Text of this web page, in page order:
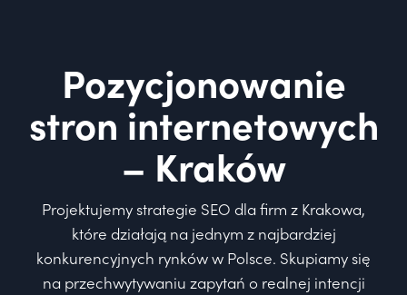
Pozycjonowanie
stron internetowych
– Kraków
Projektujemy strategie SEO dla firm z Krakowa,
które działają na jednym z najbardziej
konkurencyjnych rynków w Polsce. Skupiamy się
na przechwytywaniu zapytań o realnej intencji